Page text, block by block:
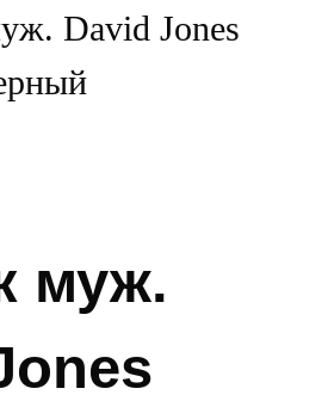
David Jones
муж.